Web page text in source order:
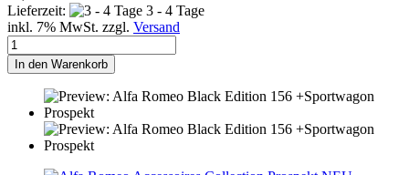
Lieferzeit:
3 - 4 Tage
inkl. 7% MwSt. zzgl. Versand
In den Warenkorb